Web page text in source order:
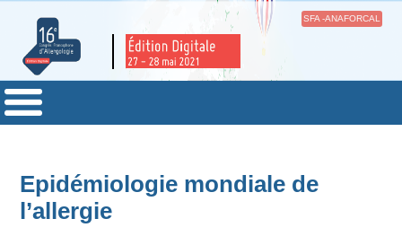
SFA -ANAFORCAL
Epidémiologie mondiale de
l’allergie